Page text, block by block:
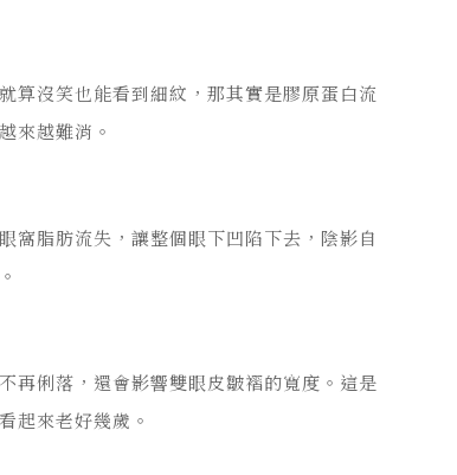
算沒笑也能看到細紋，那其實是膠原蛋白流
來越難消。
窩脂肪流失，讓整個眼下凹陷下去，陰影自
再俐落，還會影響雙眼皮皺褶的寬度。這是
起來老好幾歲。